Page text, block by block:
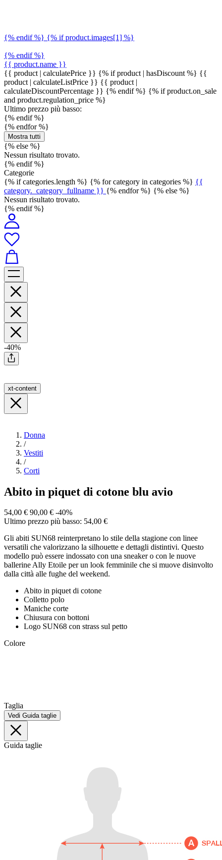
{% endif %} {% if product.images[1] %}
{% endif %}
{{ product.name }}
{{ product | calculatePrice }} {% if product | hasDiscount %} {{
product | calculateListPrice }} {{ product |
calculateDiscountPercentage }} {% endif %} {% if product.on_sale
and product.regulation_price %}
Ultimo prezzo più basso:
{% endif %}
{% endfor %}
Mostra tutti
{% else %}
Nessun risultato trovato.
{% endif %}
Categorie
{% if categories.length %} {% for category in categories %} {{
category._category_fullname }} {% endfor %} {% else %}
Nessun risultato trovato.
{% endif %}
-40%
xt-content
Donna
/
Vestiti
/
Corti
Abito in piquet di cotone blu avio
54,00 € 90,00 € -40%
Ultimo prezzo più basso: 54,00 €
Gli abiti SUN68 reinterpretano lo stile della stagione con linee
versatili che valorizzano la silhouette e dettagli distintivi. Questo
modello può essere indossato con una sneaker o con le nuove
ballerine Ally Etoile per un look femminile che si muove disinvolto
dalla città alle fughe del weekend.
Abito in piquet di cotone
Colletto polo
Maniche corte
Chiusura con bottoni
Logo SUN68 con strass sul petto
Colore
Taglia
Vedi Guida taglie
Guida taglie